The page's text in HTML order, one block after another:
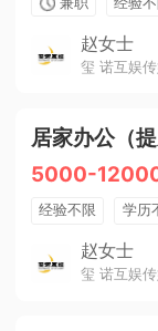
赵女士
玺 诺互娱
居家办公（
5000-
经验不限 学历
赵女士
玺 诺互娱